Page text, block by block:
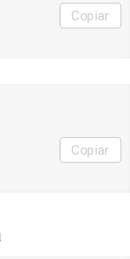
Copiar
Copiar